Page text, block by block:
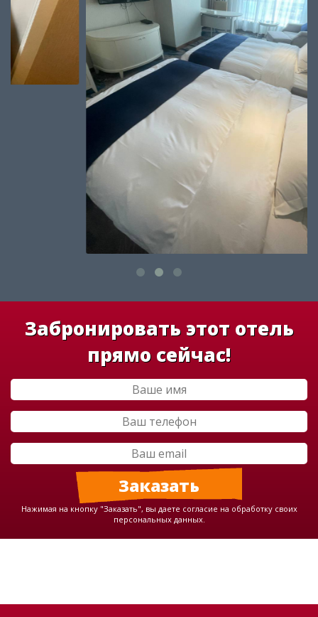
Забронировать этот отель
прямо сейчас!
Нажимая на кнопку "Заказать", вы даете согласие на обработку своих
персональных данных.